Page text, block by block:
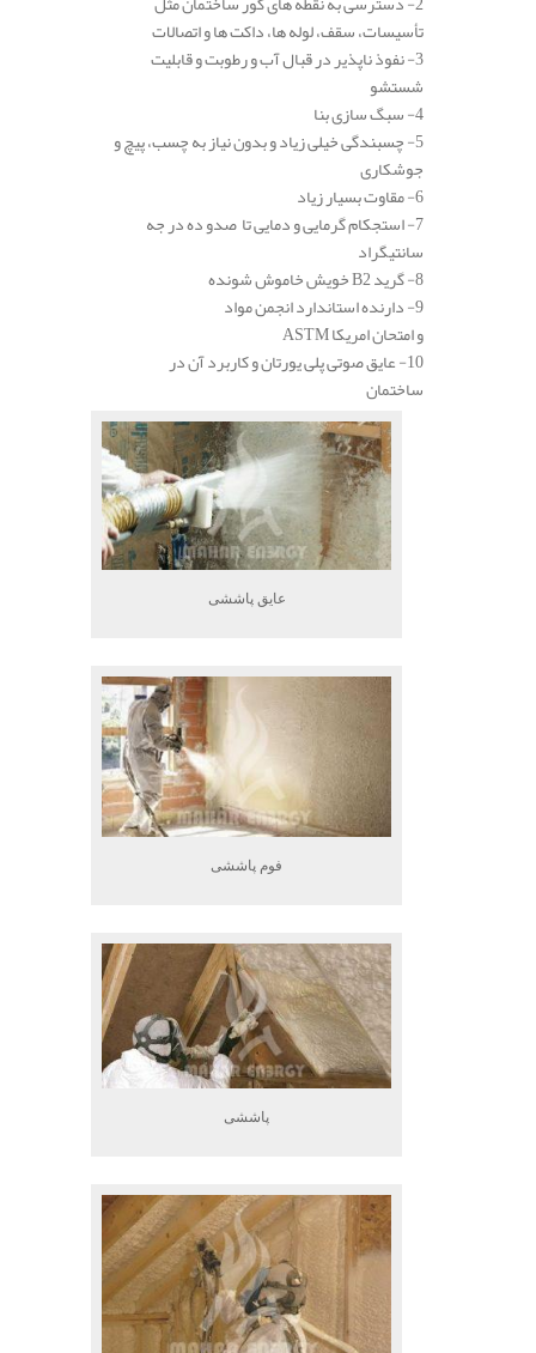
تأسیسات، سقف، لوله ها، داکت ها و اتصالات
3- نفوذ ناپذیر در قبال آب و رطوبت و قابلیت
شستشو
4- سبگ سازی بنا
5- چسبندگی خیلی زیاد و بدون نیاز به چسب، پیچ و
جوشکاری
6- مقاوت بسیار زیاد
7- استجکام گرمایی و دمایی تا صدو ده در جه
سانتیگراد
8- گرید B2 خویش خاموش شونده
9- دارنده استاندارد انجمن مواد
و امتحان امریکا ASTM
10- عایق صوتی پلی یورتان و کاربرد آن در
ساختمان
عایق پاششی
فوم پاششی
پاششی